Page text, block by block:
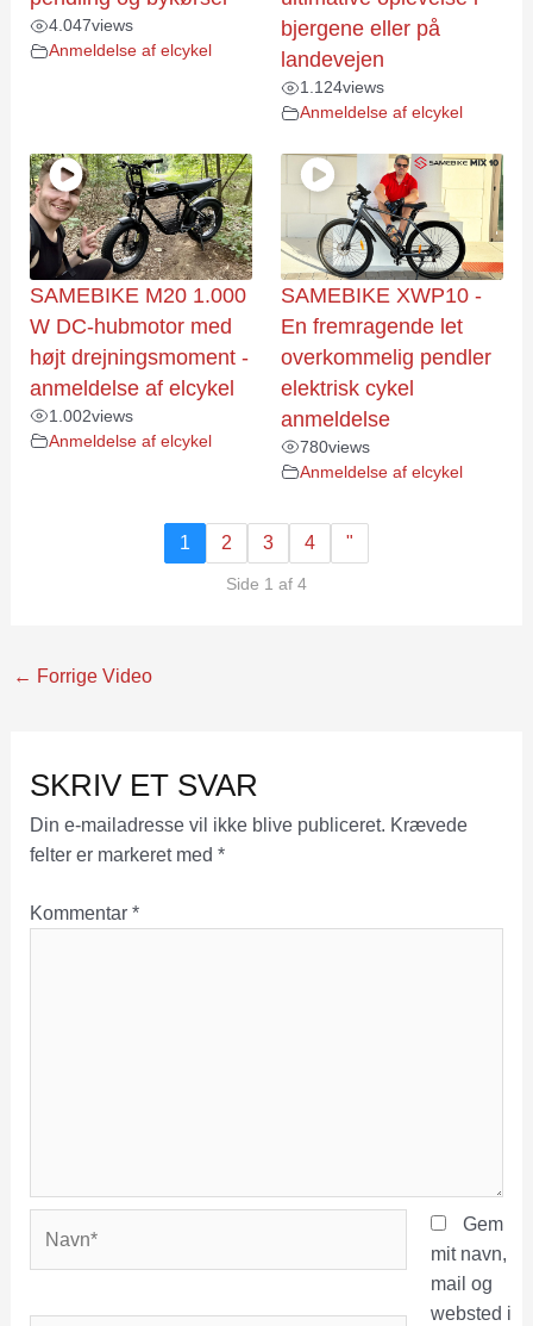
4.047views
Anmeldelse af elcykel
bjergene eller på
landevejen
1.124views
Anmeldelse af elcykel
SAMEBIKE M20 1.000
W DC-hubmotor med
højt drejningsmoment -
anmeldelse af elcykel
1.002views
Anmeldelse af elcykel
SAMEBIKE XWP10 -
En fremragende let
overkommelig pendler
elektrisk cykel
anmeldelse
780views
Anmeldelse af elcykel
1 2 3 4 "
Side 1 af 4
← Forrige Video
SKRIV ET SVAR
Din e-mailadresse vil ikke blive publiceret. Krævede
felter er markeret med *
Kommentar *
Gem
mit navn,
mail og
websted i